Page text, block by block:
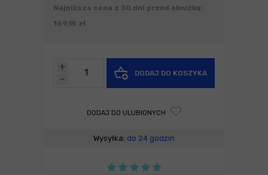
Najniższa cena z 30 dni przed obniżką:
169,15 zł
-
+
DODAJ DO KOSZYKA
DODAJ DO ULUBIONYCH
Wysyłka: do 24 godzin